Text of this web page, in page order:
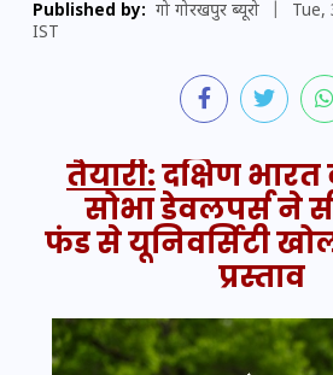
Published by: गो गोरखपुर ब्यूरो
Tue,
IST
तैयारी:दक्षिण
सोभा डेवलपर्स ने
फंड से यूनिवर्सिटी
प्रस्ताव